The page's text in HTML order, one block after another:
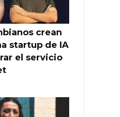
crean
startup de IA
el servicio